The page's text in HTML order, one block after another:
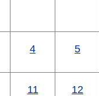
4 5
11 12